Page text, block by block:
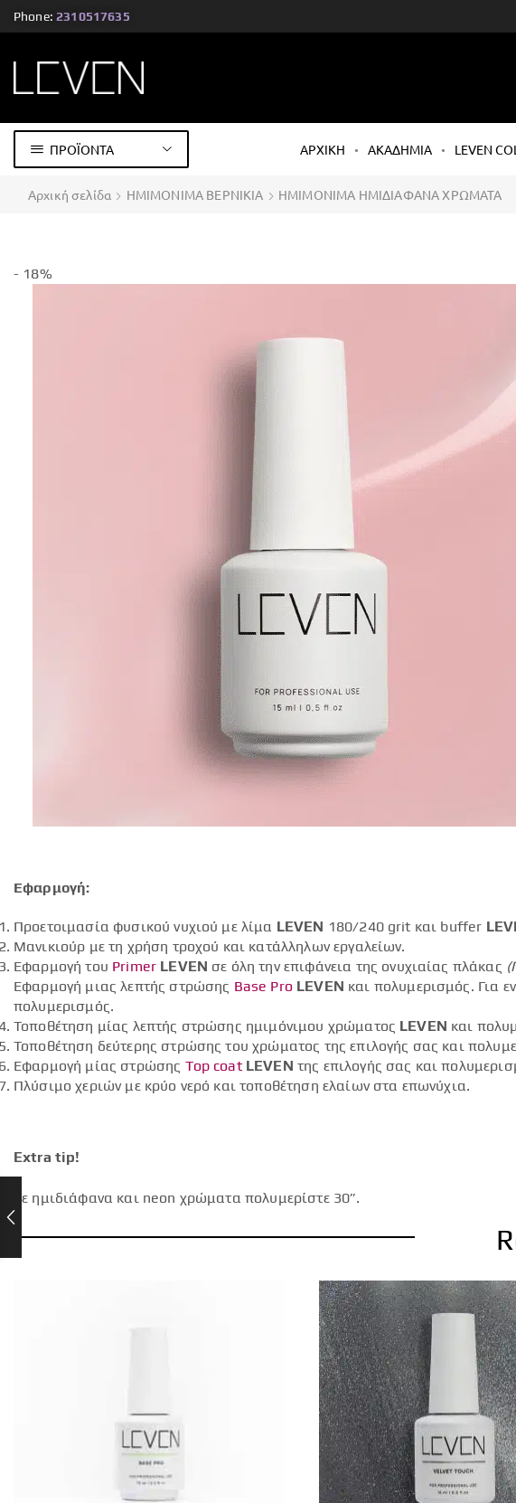
Phone: 2310517635
ΠΡΟΪΟΝΤΑ ΑΡΧΙΚΗ ΑΚΑΔΗΜΙΑ LEVEN
Αρχική σελίδα ΗΜΙΜΟΝΙΜΑ ΒΕΡΝΙΚΙΑ ΗΜΙΜΟΝΙΜΑ ΗΜΙΔΙΑΦΑΝΑ ΧΡΩΜΑΤΑ
- 18%
Εφαρμογή:
Προετοιμασία φυσικού νυχιού με λίμα LEVEN 180/240 grit και buffer
Μανικιούρ με τη χρήση τροχού και κατάλληλων εργαλείων.
Εφαρμογή του Primer LEVEN σε όλη την επιφάνεια της ονυχιαίας πλάκας
Εφαρμογή μιας λεπτής στρώσης Base Pro LEVEN και πολυμερισμός. Για
πολυμερισμός.
Τοποθέτηση μίας λεπτής στρώσης ημιμόνιμου χρώματος LEVEN και
Τοποθέτηση δεύτερης στρώσης του χρώματος της επιλογής σας και
Εφαρμογή μίας στρώσης Top coat LEVEN της επιλογής σας και
Πλύσιμο χεριών με κρύο νερό και τοποθέτηση ελαίων στα επωνύχια.
Extra tip!
Σε ημιδιάφανα και neon χρώματα πολυμερίστε 30”.